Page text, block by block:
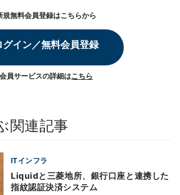
規無料会員登録はこちらから
グイン／無料会員登録
会員サービスの詳細はこちら
関連記事
ITインフラ
Liquidと三菱地所、銀行口座と連携した
指紋認証決済システム